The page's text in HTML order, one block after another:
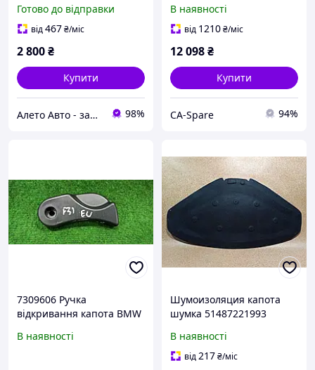
Готово до відправки
від467₴/міс
2 800₴
Купити
Алето Авто - запчастини на авто зі США 98%
В наявності
від 1210₴/міс
12 098₴
Купити
CA-Spare 94%
7309606 Ручка
відкривання капота BMW
51237309606
В наявності
Шумоизоляция капота
шумка 51487221993
БМВ 2 Ф22 Ф23 Ф87 2014-
В наявності
від217₴/міс